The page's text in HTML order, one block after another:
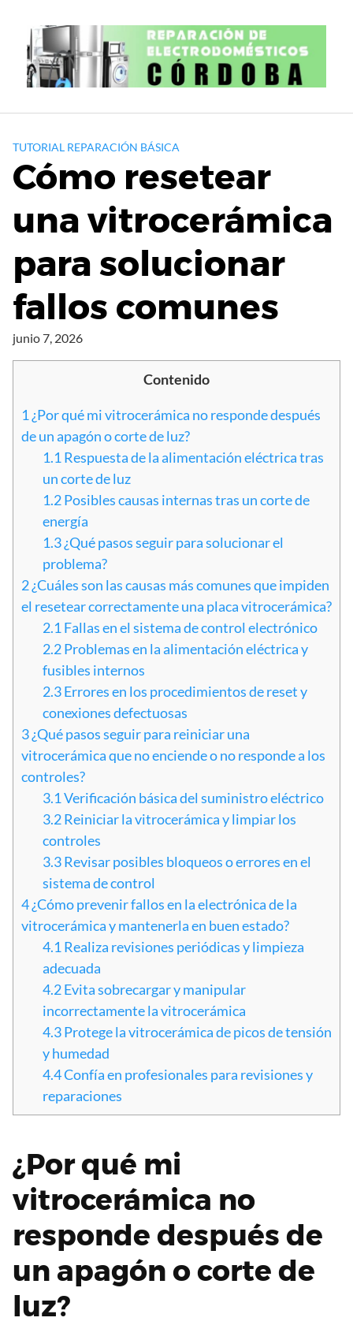
TUTORIAL REPARACIÓN BÁSICA
Cómo resetear
una vitrocerámica
para solucionar
fallos comunes
junio 7, 2026
Contenido
1 ¿Por qué mi vitrocerámica no responde después
de un apagón o corte de luz?
1.1 Respuesta de la alimentación eléctrica tras
un corte de luz
1.2Posibles causas internas tras un corte de
energía
1.3¿Qué pasos seguir para solucionar el
problema?
2¿Cuáles son las causas más comunes que impiden
el resetear correctamente una placa vitrocerámica?
2.1 Fallas en el sistema de control electrónico
2.2Problemas en la alimentación eléctrica y
fusibles internos
2.3Errores en los procedimientos de reset y
conexiones defectuosas
3¿Qué pasos seguir para reiniciar una
vitrocerámica que no enciende o no responde a los
controles?
3.1Verificación básica del suministro eléctrico
3.2Reiniciar la vitrocerámica y limpiar los
controles
3.3Revisar posibles bloqueos o errores en el
sistema de control
4¿Cómo prevenir fallos en la electrónica de la
vitrocerámica y mantenerla en buen estado?
4.1 Realiza revisiones periódicas y limpieza
adecuada
4.2Evita sobrecargar y manipular
incorrectamente la vitrocerámica
4.3Protege la vitrocerámica de picos de tensión
y humedad
4.4Confía en profesionales para revisiones y
reparaciones
¿Por qué mi
vitrocerámica no
responde después de
un apagón o corte de
luz?